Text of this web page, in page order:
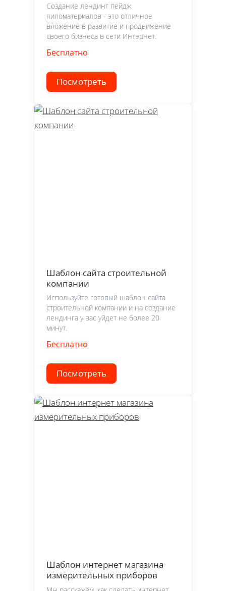
Создание лендинг пейдж
пиломатериалов - это отличное
вложение в развитие и продвижение
своего бизнеса в сети Интернет.
Бесплатно
Посмотреть
Шаблон сайта строительной
компании
Используйте готовый шаблон сайта
строительной компании и на создание
лендинга у вас уйдет не более 20
минут.
Бесплатно
Посмотреть
Шаблон интернет магазина
измерительных приборов